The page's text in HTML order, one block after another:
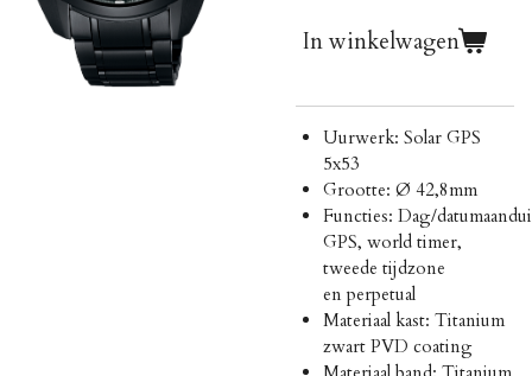
In winkelwagen
Uurwerk: Solar GPS
5x53
Grootte: Ø 42,8mm
Functies: Dag/
GPS, world timer,
tweede tijdzone
en perpetual
Materiaal kast: Titanium
zwart PVD coating